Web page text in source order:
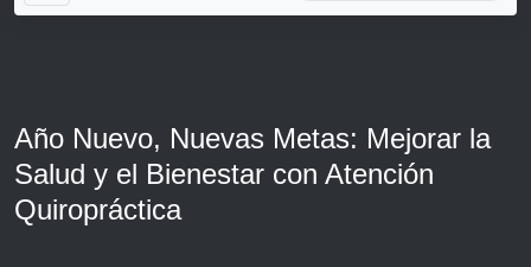
Año Nuevo, Nuevas Metas: Mejorar la
Salud y el Bienestar con Atención
Quiropráctica